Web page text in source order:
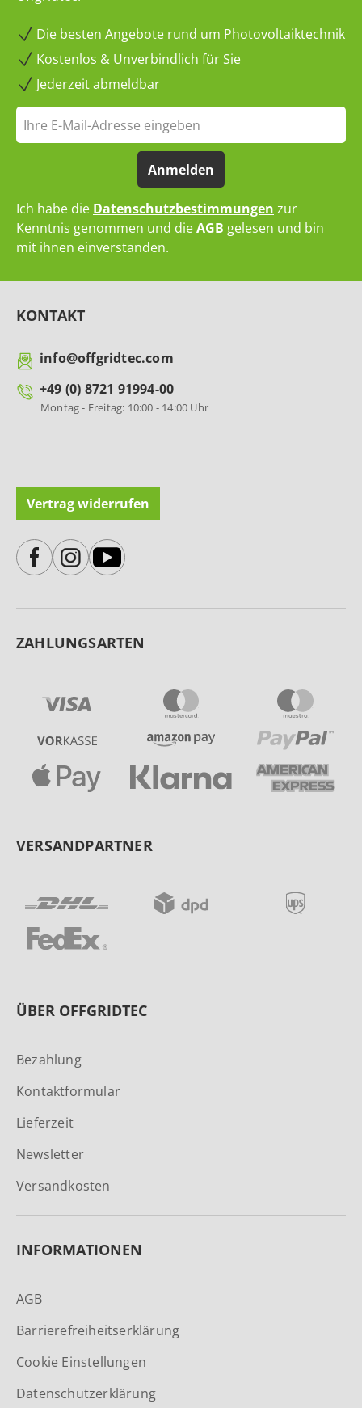
Die besten Angebote rund um Photovoltaiktechnik
Kostenlos & Unverbindlich für Sie
Jederzeit abmeldbar
Anmelden
Ich habe die Datenschutzbestimmungen zur
Kenntnis genommen und dieAGB gelesen und bin
mit ihnen einverstanden.
KONTAKT
info@offgridtec.com
+49 (0) 8721 91994-00
Montag - Freitag: 10:00 - 14:00 Uhr
Vertrag widerrufen
ZAHLUNGSARTEN
VERSANDPARTNER
ÜBER OFFGRIDTEC
Bezahlung
Kontaktformular
Lieferzeit
Newsletter
Versandkosten
INFORMATIONEN
AGB
Barrierefreiheitserklärung
Cookie Einstellungen
Datenschutzerklärung